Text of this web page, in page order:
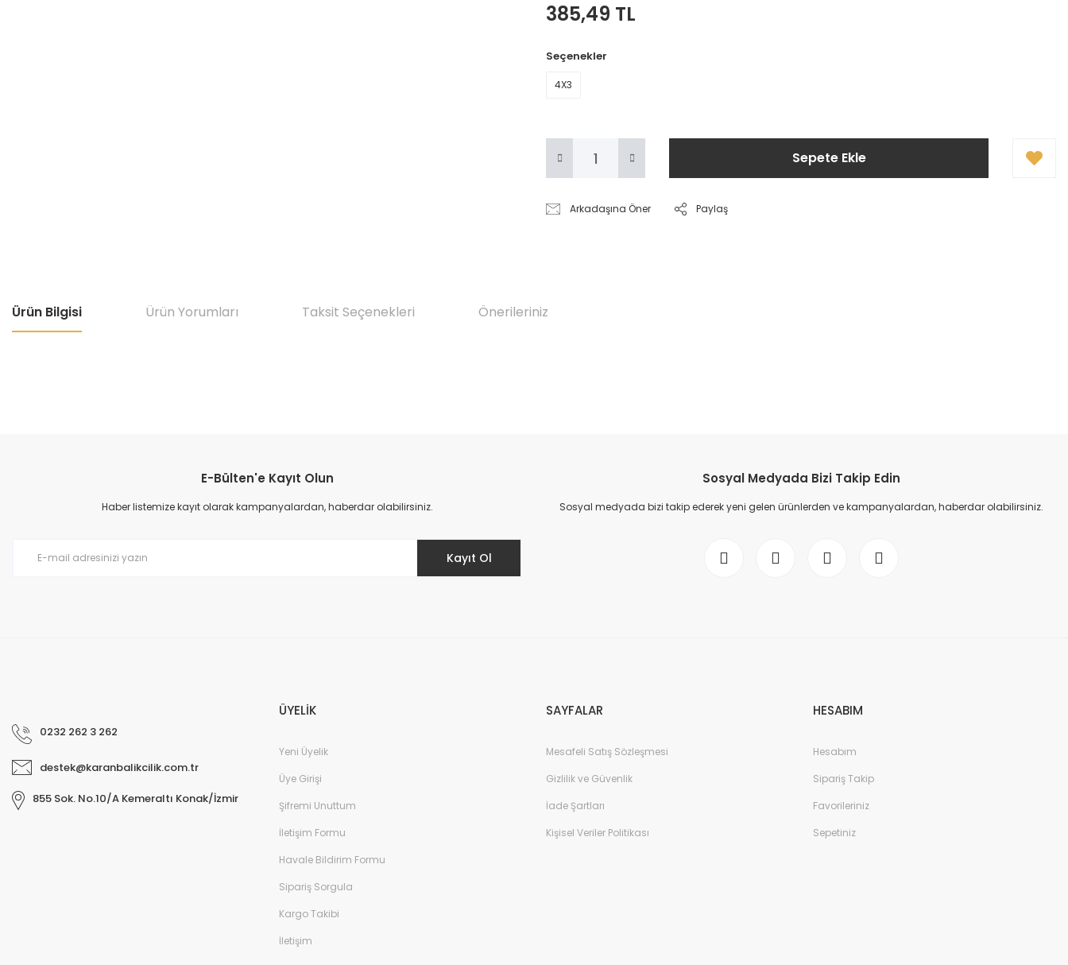
385,49 TL
Seçenekler
4X3
Sepete Ekle
Arkadaşına Öner Paylaş
Ürün Bilgisi Ürün Yorumları Taksit Seçenekleri Önerileriniz
Ürün resmi kalitesiz, bozuk veya görüntülenemiyor.
Ürün açıklamasında eksik bilgiler bulunuyor.
E-Bülten'e Kayıt Olun
Haber listemize kayıt olarak kampanyalardan, haberdar olabilirsiniz.
Kayıt Ol
Sosyal Medyada Bizi Takip Edin
Sosyal medyada bizi takip ederek yeni gelen ürünlerden ve kampanyalardan, haberdar olabilirsiniz.
0232 262 3 262
destek@karanbalikcilik.com.tr
855 Sok. No.10/A Kemeraltı Konak/İzmir
ÜYELİK
Yeni Üyelik
Üye Girişi
Şifremi Unuttum
İletişim Formu
Havale Bildirim Formu
Sipariş Sorgula
Kargo Takibi
İletişim
SAYFALAR
Mesafeli Satış Sözleşmesi
Gizlilik ve Güvenlik
İade Şartları
Kişisel Veriler Politikası
HESABIM
Hesabım
Sipariş Takip
Favorileriniz
Sepetiniz